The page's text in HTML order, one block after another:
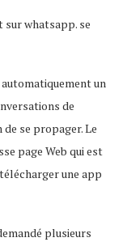
sur whatsapp. se
un
de
se propager. Le
page Web qui est
une app
plusieurs